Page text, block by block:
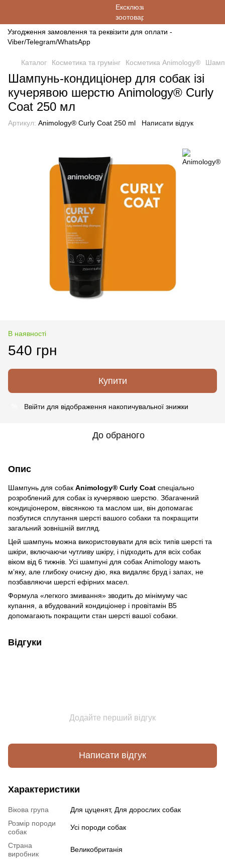
Узгодження замовлення та реквізити для оплати -
Viber/Telegram/WhatsApp
Каталог Косметика та грумінг Косметика Animology®
Шампунь-кондиціонер для собак ізі
кучерявою шерстю Animology® Curly
Coat 250 мл
Артикул: Animology® Curly Coat 250 ml Написати відгук
В наявності
540 грн
Купити
Ввійти для відображення накопичувальної знижки
До обраного
Опис
Шампунь для собак Animology® Curly Coat спеціально
розроблений для собак із кучерявою шерстю. Збагачений
кондиціонером, вівсянкою та маслом ши, він допомагає
позбутися сплутання шерсті вашого собаки та покращити
загальний зовнішній вигляд.
Цей шампунь можна використовувати для всіх типів шерсті та
шкіри, включаючи чутливу шкіру, і підходить для всіх собак
віком від 6 тижнів. Усі шампуні для собак Animology мають
м’яку, але глибоку очисну дію, яка видаляє бруд і запах, не
позбавляючи шерсті ефірних масел.
Формула «легкого змивання» зводить до мінімуму час
купання, а вбудований кондиціонер і провітамін B5
допомагають покращити стан шерсті вашої собаки.
Відгуки
Додайте перший відгук
Написати відгук
Характеристики
Вікова група
Для цуценят, Для дорослих собак
Розмір породи
собак
Усі породи собак
Страна
виробник
Великобританія